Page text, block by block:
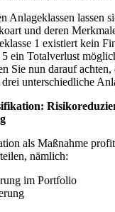
Anlageklassen lassen
und deren
1 existiert kein
ein Totalverlust
Sie nun darauf
unterschiedliche
als Maßnahme
nämlich:
im Portfolio